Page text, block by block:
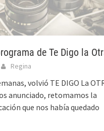
de Te Digo la
Regina
volvió TE DIGO La
anunciado, retomamos la
que nos había quedado